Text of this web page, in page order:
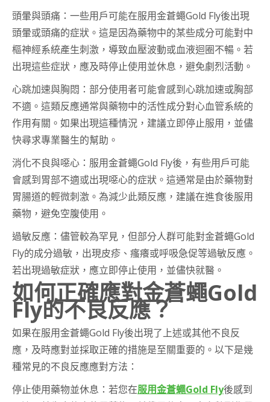
頭暈與頭痛：一些用戶可能在服用金蒼蠅Gold Fly後出現
頭暈或頭痛的症狀。這是因為藥物中的某些成分可能對中
樞神經系統產生刺激，導致血壓波動或血液迴圈不暢。若
出現這些症狀，應及時停止使用並休息，避免劇烈活動。
心跳加速與胸悶：部分使用者可能會感到心跳加速或胸部
不適。這類反應通常與藥物中的活性成分對心血管系統的
作用有關。如果出現這種情況，建議立即停止服用，並儘
快尋求專業醫生的幫助。
消化不良與噁心：服用金蒼蠅Gold Fly後，有些用戶可能
會感到胃部不適或出現噁心的症狀。這通常是由於藥物對
胃腸道的輕微刺激。為減少此類反應，建議在進食後服用
藥物，避免空腹使用。
過敏反應：儘管較為罕見，但部分人群可能對金蒼蠅Gold
Fly的成分過敏，出現皮疹、瘙癢或呼吸急促等過敏反應。
若出現過敏症狀，應立即停止使用，並儘快就醫。
如何正確應對金蒼蠅Gold
Fly的不良反應？
如果在服用金蒼蠅Gold Fly後出現了上述或其他不良反
應，及時應對並採取正確的措施是至關重要的。以下是幾
種常見的不良反應應對方法：
停止使用藥物並休息：若您在服用金蒼蠅Gold Fly後感到